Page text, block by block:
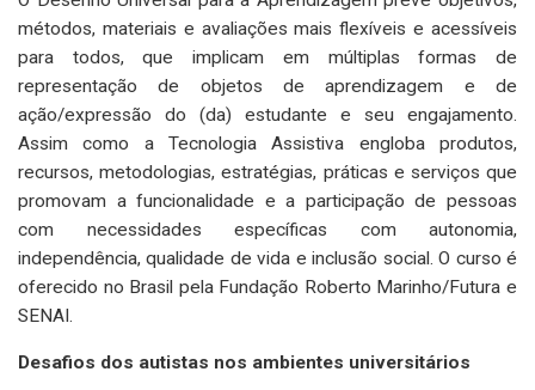
métodos, materiais e avaliações mais flexíveis e acessíveis
para todos, que implicam em múltiplas formas de
representação de objetos de aprendizagem e de
ação/expressão do (da) estudante e seu engajamento.
Assim como a Tecnologia Assistiva engloba produtos,
recursos, metodologias, estratégias, práticas e serviços que
promovam a funcionalidade e a participação de pessoas
com necessidades específicas com autonomia,
independência, qualidade de vida e inclusão social. O curso é
oferecido no Brasil pela Fundação Roberto Marinho/Futura e
SENAI.
Desafios dos autistas nos ambientes universitários